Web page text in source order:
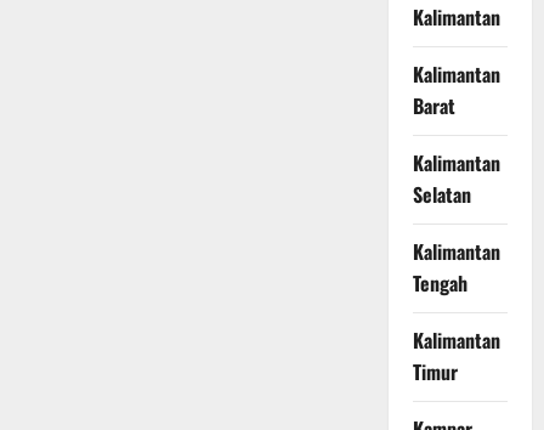
Kalimantan
Kalimantan
Barat
Kalimantan
Selatan
Kalimantan
Tengah
Kalimantan
Timur